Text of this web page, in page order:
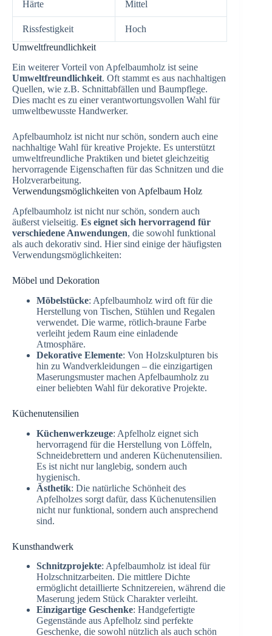
Härte Mittel
Rissfestigkeit
Hoch
Umweltfreundlichkeit
Ein weiterer Vorteil von Apfelbaumholz ist seine
Umweltfreundlichkeit. Oft stammt es aus nachhaltigen
Quellen, wie z.B. Schnittabfällen und Baumpflege.
Dies macht es zu einer verantwortungsvollen Wahl für
umweltbewusste Handwerker.
Apfelbaumholz ist nicht nur schön, sondern auch eine
nachhaltige Wahl für kreative Projekte. Es unterstützt
umweltfreundliche Praktiken und bietet gleichzeitig
hervorragende Eigenschaften für das Schnitzen und die
Holzverarbeitung.
Verwendungsmöglichkeiten von Apfelbaum Holz
Apfelbaumholz ist nicht nur schön, sondern auch
äußerst vielseitig. Es eignet sich hervorragend für
verschiedene Anwendungen, die sowohl funktional
als auch dekorativ sind. Hier sind einige der häufigsten
Verwendungsmöglichkeiten:
Möbel und Dekoration
Möbelstücke: Apfelbaumholz wird oft für die
Herstellung von Tischen, Stühlen und Regalen
verwendet. Die warme, rötlich-braune Farbe
verleiht jedem Raum eine einladende
Atmosphäre.
Dekorative Elemente: Von Holzskulpturen bis
hin zu Wandverkleidungen – die einzigartigen
Maserungsmuster machen Apfelbaumholz zu
einer beliebten Wahl für dekorative Projekte.
Küchenutensilien
Küchenwerkzeuge: Apfelholz eignet sich
hervorragend für die Herstellung von Löffeln,
Schneidebrettern und anderen Küchenutensilien.
Es ist nicht nur langlebig, sondern auch
hygienisch.
Ästhetik: Die natürliche Schönheit des
Apfelholzes sorgt dafür, dass Küchenutensilien
nicht nur funktional, sondern auch ansprechend
sind.
Kunsthandwerk
Schnitzprojekte: Apfelbaumholz ist ideal für
Holzschnitzarbeiten. Die mittlere Dichte
ermöglicht detaillierte Schnitzereien, während die
Maserung jedem Stück Charakter verleiht.
Einzigartige Geschenke: Handgefertigte
Gegenstände aus Apfelholz sind perfekte
Geschenke, die sowohl nützlich als auch schön